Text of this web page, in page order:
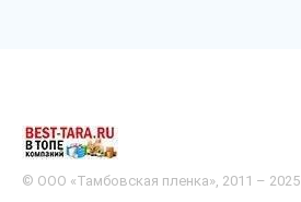
© ООО «Тамбовская пленка», 2011 – 2025